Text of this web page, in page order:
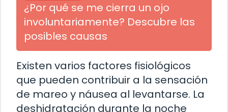
¿Por qué se me cierra un ojo
involuntariamente? Descubre las
posibles causas
Existen varios factores fisiológicos
que pueden contribuir a la sensación
de mareo y náusea al levantarse. La
deshidratación durante la noche